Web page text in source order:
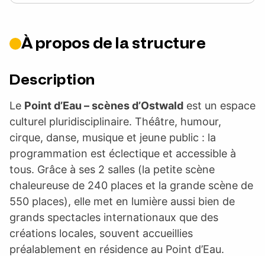
À propos de la structure
Description
Le Point d’Eau – scènes d’Ostwald est un espace
culturel pluridisciplinaire. Théâtre, humour,
cirque, danse, musique et jeune public : la
programmation est éclectique et accessible à
tous. Grâce à ses 2 salles (la petite scène
chaleureuse de 240 places et la grande scène de
550 places), elle met en lumière aussi bien de
grands spectacles internationaux que des
créations locales, souvent accueillies
préalablement en résidence au Point d’Eau.